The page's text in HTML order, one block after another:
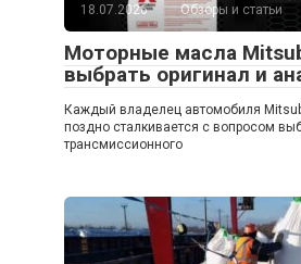
18.07.2026 Обзоры и статьи
Моторные масла
выбрать оригинал и
Каждый владелец автомобиля
поздно сталкивается с вопросом
трансмиссионного